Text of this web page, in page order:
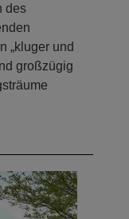
des
„kluger und
großzügig